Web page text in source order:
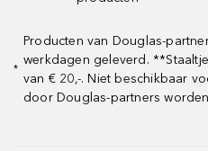
*
Producten van Douglas-
werkdagen geleverd.
van € 20,-. Niet beschikbaar
door Douglas-partners